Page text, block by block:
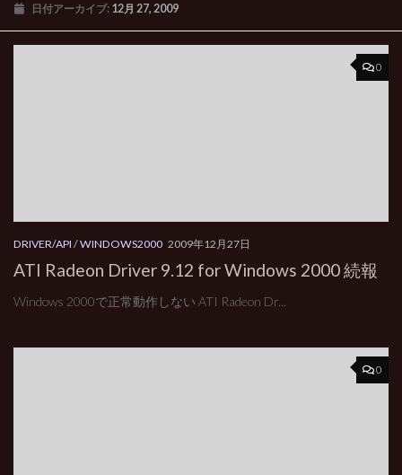
日付アーカイブ: 12月 27, 2009
0
DRIVER/API /WINDOWS2000 2009年12月27日
ATI Radeon Driver 9.12 for Windows 2000 続報
Windows 2000で正常動作しない ATI Radeon Dr...
0